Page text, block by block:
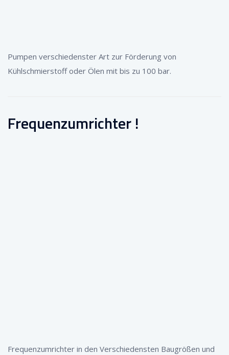
Pumpen verschiedenster Art zur Förderung von
Kühlschmierstoff oder Ölen mit bis zu 100 bar.
Frequenzumrichter !
Frequenzumrichter in den Verschiedensten Baugrößen und